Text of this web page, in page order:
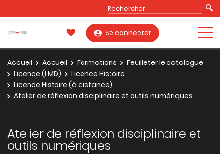
Se connecter
Accueil Accueil Formations
Feuilleter le catalogue
Licence (LMD)
Licence Histoire
Licence Histoire (à distance)
Atelier de réflexion disciplinaire et outils numériques
Atelier de réflexion disciplinaire et
outils numériques